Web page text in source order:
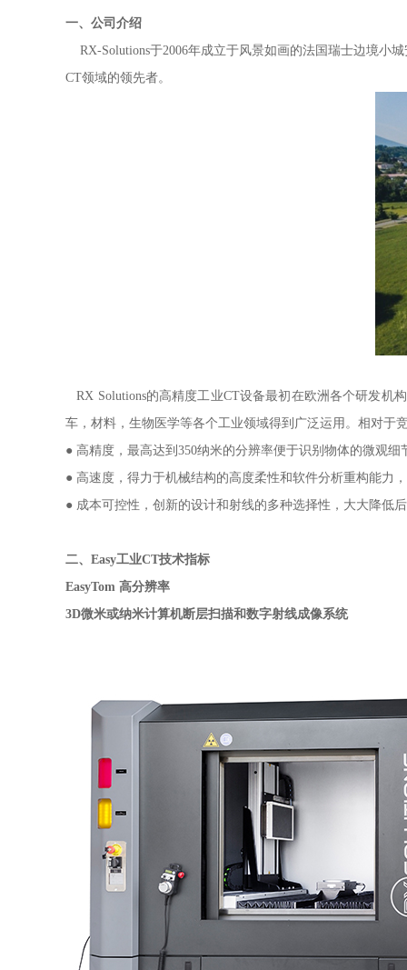
一、公司介绍
RX-Solutions于2006年成立于风景如画的法国瑞士边境小
CT领域的领先者。
RX Solutions的高精度工业CT设备最初在欧洲各个研发机
车，材料，生物医学等各个工业领域得到广泛运用。相对于
● 高精度，最高达到350纳米的分辨率便于识别物体的微观细
● 高速度，得力于机械结构的高度柔性和软件分析重构能力
● 成本可控性，创新的设计和射线的多种选择性，大大降低
二、Easy工业CT技术指标
EasyTom 高分辨率
3D微米或纳米计算机断层扫描和数字射线成像系统